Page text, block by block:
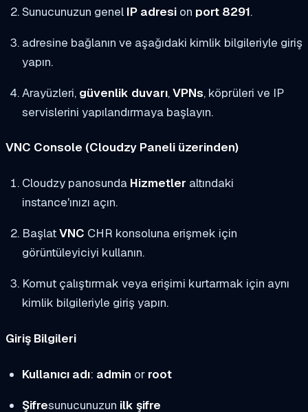
Sunucunuzun genel IP adresion port 8291.
adresine bağlanın ve aşağıdaki kimlik bilgileriyle giriş
yapın.
Arayüzleri, güvenlik duvarı,VPNs, köprüleri ve IP
servislerini yapılandırmaya başlayın.
VNC Console (Cloudzy Paneli üzerinden)
Cloudzy panosunda Hizmetler altındaki
instance'ınızı açın.
BaşlatVNC CHR konsoluna erişmek için
görüntüleyiciyi kullanın.
Komut çalıştırmak veya erişimi kurtarmak için aynı
kimlik bilgileriyle giriş yapın.
Giriş Bilgileri
Kullanıcı adı: admin or root
Şifresunucunuzun ilk şifre